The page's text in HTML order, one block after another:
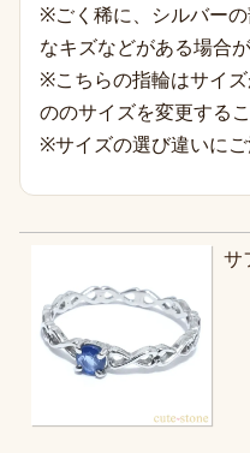
※ごく稀に、シルバー
なキズなどがある場合が
※こちらの指輪はサイ
ののサイズを変更する
※サイズの選び違いに
サ